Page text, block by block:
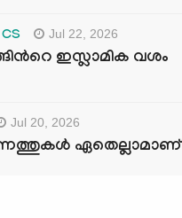
Jul 22, 2026
ഇസ്ലാമിക വശം
Jul 20, 2026
ഏതെല്ലാമാണ്